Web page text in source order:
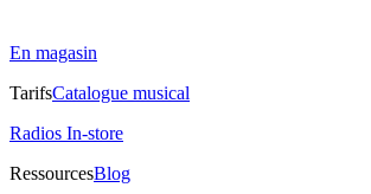
En magasin
TarifsCatalogue musical
Radios In-store
RessourcesBlog